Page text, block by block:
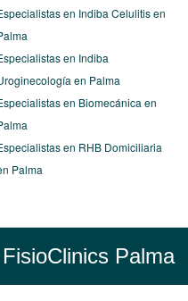
en Indiba Celulitis en
en Indiba
en Palma
en Biomecánica en
en RHB Domiciliaria
Palma
Palma